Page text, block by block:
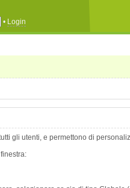
• Login
gli utenti, e permettono di